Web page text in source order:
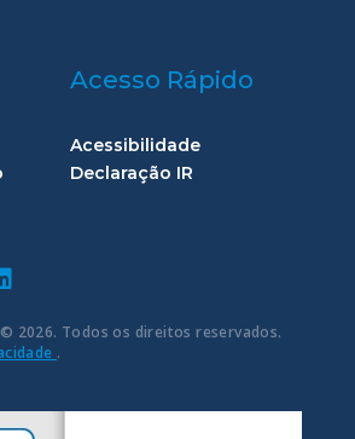
2026. Todos os direitos reservados.
.
Acesso Rápido
Acessibilidade
Declaração IR